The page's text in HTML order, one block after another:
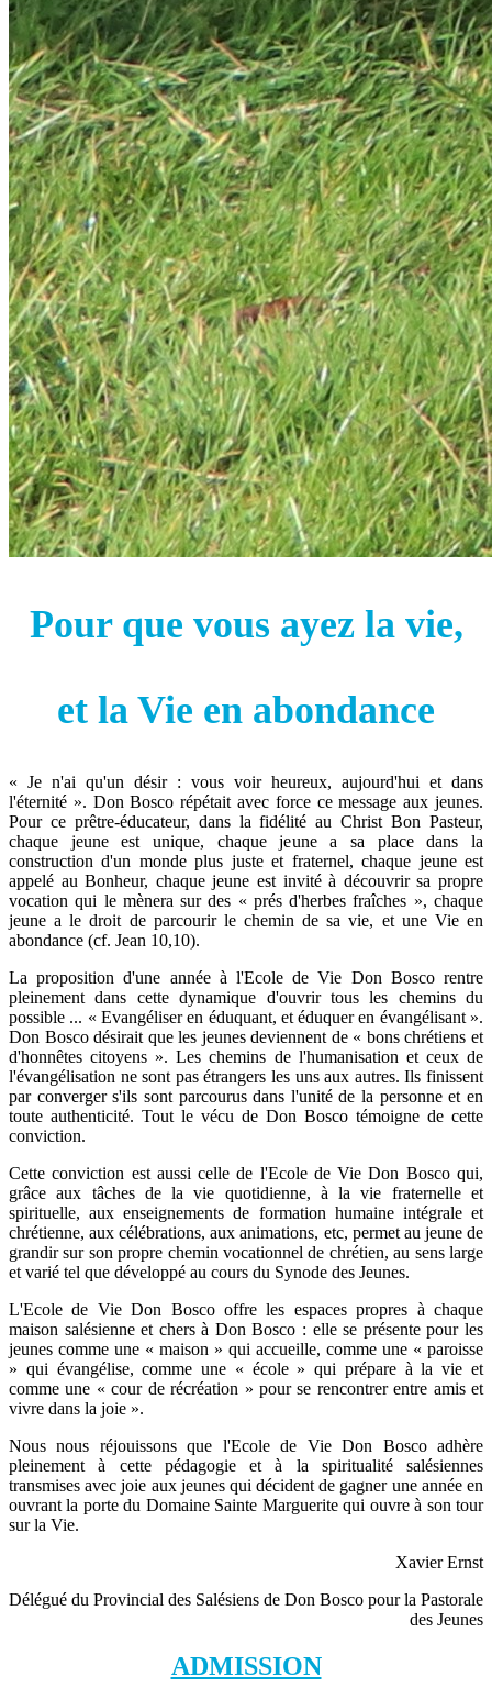
Pour que vous ayez la vie,
et la Vie en abondance
« Je n'ai qu'un désir : vous voir heureux, aujourd'hui et dans
l'éternité ». Don Bosco répétait avec force ce message aux jeunes.
Pour ce prêtre-éducateur, dans la fidélité au Christ Bon Pasteur,
chaque jeune est unique, chaque jeune a sa place dans la
construction d'un monde plus juste et fraternel, chaque jeune est
appelé au Bonheur, chaque jeune est invité à découvrir sa propre
vocation qui le mènera sur des « prés d'herbes fraîches », chaque
jeune a le droit de parcourir le chemin de sa vie, et une Vie en
abondance (cf. Jean 10,10).
La proposition d'une année à l'Ecole de Vie Don Bosco rentre
pleinement dans cette dynamique d'ouvrir tous les chemins du
possible ... « Evangéliser en éduquant, et éduquer en évangélisant ».
Don Bosco désirait que les jeunes deviennent de « bons chrétiens et
d'honnêtes citoyens ». Les chemins de l'humanisation et ceux de
l'évangélisation ne sont pas étrangers les uns aux autres. Ils finissent
par converger s'ils sont parcourus dans l'unité de la personne et en
toute authenticité. Tout le vécu de Don Bosco témoigne de cette
conviction.
Cette conviction est aussi celle de l'Ecole de Vie Don Bosco qui,
grâce aux tâches de la vie quotidienne, à la vie fraternelle et
spirituelle, aux enseignements de formation humaine intégrale et
chrétienne, aux célébrations, aux animations, etc, permet au jeune de
grandir sur son propre chemin vocationnel de chrétien, au sens large
et varié tel que développé au cours du Synode des Jeunes.
L'Ecole de Vie Don Bosco offre les espaces propres à chaque
maison salésienne et chers à Don Bosco : elle se présente pour les
jeunes comme une « maison » qui accueille, comme une « paroisse
» qui évangélise, comme une « école » qui prépare à la vie et
comme une « cour de récréation » pour se rencontrer entre amis et
vivre dans la joie ».
Nous nous réjouissons que l'Ecole de Vie Don Bosco adhère
pleinement à cette pédagogie et à la spiritualité salésiennes
transmises avec joie aux jeunes qui décident de gagner une année en
ouvrant la porte du Domaine Sainte Marguerite qui ouvre à son tour
sur la Vie.
Xavier Ernst
Délégué du Provincial des Salésiens de Don Bosco pour la Pastorale
des Jeunes
ADMISSION